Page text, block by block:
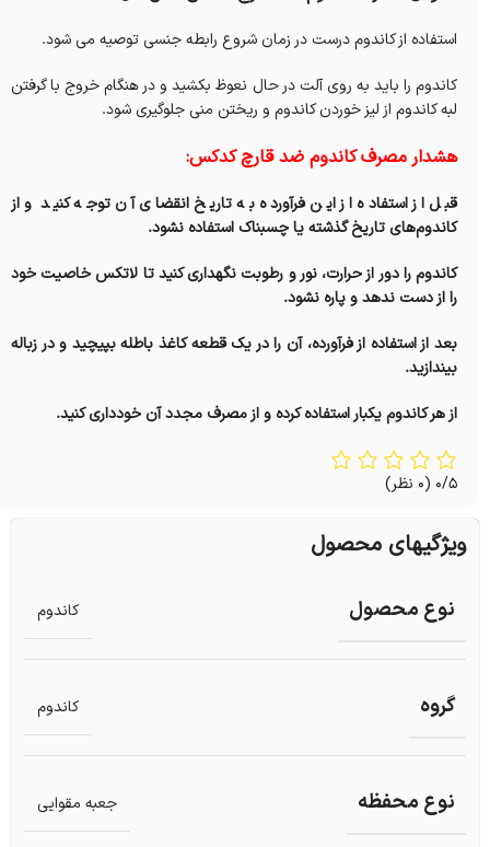
استفاده از کاندوم درست در زمان شروع رابطه جنسی توصیه می شود.
کاندوم را باید به روی آلت در حال نعوظ بکشید و در هنگام خروج با گرفتن
لبه کاندوم از لیز خوردن کاندوم و ریختن منی جلوگیری شود.
هشدار مصرف کاندوم ضد قارچ کدکس:
قبل از استفاده از این فرآورده به تاریخ انقضای آن توجه کنید و از
کاندوم‌های تاریخ گذشته یا چسبناک استفاده نشود.
کاندوم را دور از حرارت، نور و رطوبت نگهداری کنید تا لاتکس خاصیت خود
را از دست ندهد و پاره نشود.
بعد از استفاده از فرآورده، آن را در یک قطعه کاغذ باطله بپیچید و در زباله
بیندازید.
از هر کاندوم یکبار استفاده کرده و از مصرف مجدد آن خودداری کنید.
0/5 (0 نظر)
ویژگیهای محصول
نوع محصول کاندوم
گروه کاندوم
نوع محفظه جعبه مقوایی